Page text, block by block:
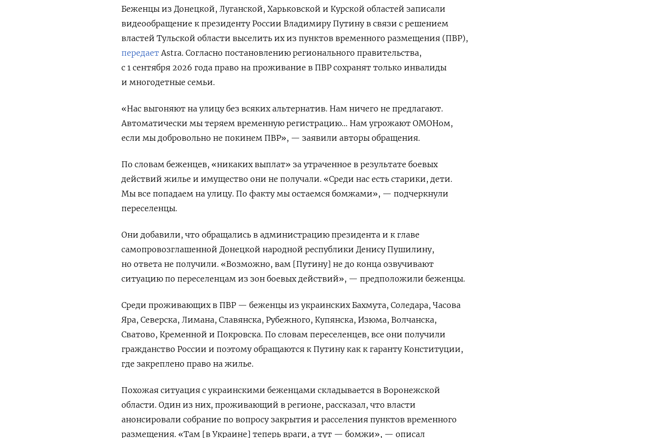
Беженцы из Донецкой, Луганской, Харьковской и Курской областей записали
видеообращение к президенту России Владимиру Путину в связи с решением
властей Тульской области выселить их из пунктов временного размещения (ПВР),
передает Astra. Согласно постановлению регионального правительства,
с 1 сентября 2026 года право на проживание в ПВР сохранят только инвалиды
и многодетные семьи.
«Нас выгоняют на улицу без всяких альтернатив. Нам ничего не предлагают.
Автоматически мы теряем временную регистрацию… Нам угрожают ОМОНом,
если мы добровольно не покинем ПВР», — заявили авторы обращения.
По словам беженцев, «никаких выплат» за утраченное в результате боевых
действий жилье и имущество они не получали. «Среди нас есть старики, дети.
Мы все попадаем на улицу. По факту мы остаемся бомжами», — подчеркнули
переселенцы.
Они добавили, что обращались в администрацию президента и к главе
самопровозглашенной Донецкой народной республики Денису Пушилину,
но ответа не получили. «Возможно, вам [Путину] не до конца озвучивают
ситуацию по переселенцам из зон боевых действий», — предположили беженцы.
Среди проживающих в ПВР — беженцы из украинских Бахмута, Соледара, Часова
Яра, Северска, Лимана, Славянска, Рубежного, Купянска, Изюма, Волчанска,
Сватово, Кременной и Покровска. По словам переселенцев, все они получили
гражданство России и поэтому обращаются к Путину как к гаранту Конституции,
где закреплено право на жилье.
Похожая ситуация с украинскими беженцами складывается в Воронежской
области. Один из них, проживающий в регионе, рассказал, что власти
анонсировали собрание по вопросу закрытия и расселения пунктов временного
размещения. «Там [в Украине] теперь враги, а тут — бомжи», — описал